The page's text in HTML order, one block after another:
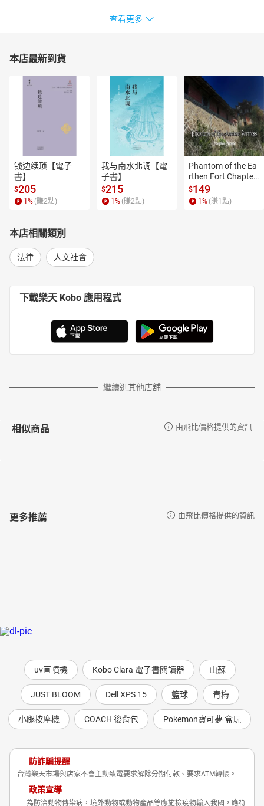
查看更多
本店最新到貨
钱边续琐【電子
書】
$205
1 % (賺2點)
我与南水北调【電
子書】
$215
1 % (賺2點)
Phantom of the Ea
rthen Fort Chapter
4【有聲書】
$149
1 % (賺1 點)
本店相關類別
法律 人文社會
下載樂天 Kobo 應用程式
繼續逛其他店舖
相似商品 由飛比價格提供的資訊
更多推薦 由飛比價格提供的資訊
uv直噴機 Kobo Clara 電子書閱讀器 山蘇
JUST BLOOM Dell XPS 15 籃球 青梅
小腿按摩機 COACH 後背包 Pokemon寶可夢 盒玩
防詐騙提醒
台灣樂天市場與店家不會主動致電要求解除分期付款、要求ATM轉帳。
政策宣導
為防治動物傳染病，境外動物或動物產品等應施檢疫物輸入我國，應符